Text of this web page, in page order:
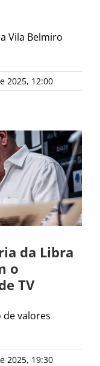
Vila Belmiro
2025, 12:00
da Libra
o
TV
de valores
2025, 19:30